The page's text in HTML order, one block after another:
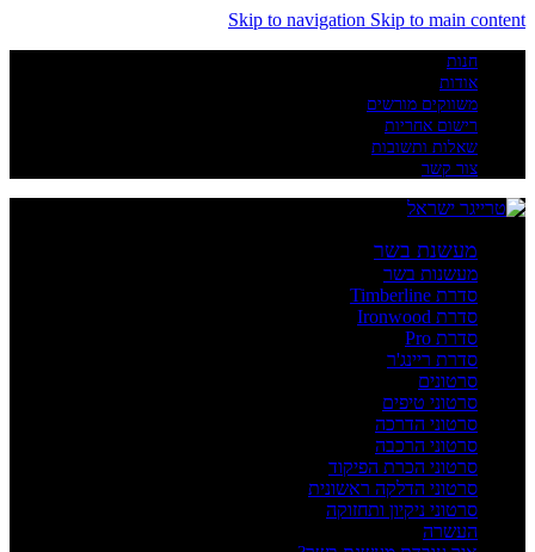
Skip to navigation Skip to main content
חנות
אודות
משווקים מורשים
רישום אחריות
שאלות ותשובות
צור קשר
מעשנת בשר
מעשנות בשר
סדרת Timberline
סדרת Ironwood
סדרת Pro
סדרת ריינג'ר
סרטונים
סרטוני טיפים
סרטוני הדרכה
סרטוני הרכבה
סרטוני הכרת הפיקוד
סרטוני הדלקה ראשונית
סרטוני ניקיון ותחזוקה
העשרה